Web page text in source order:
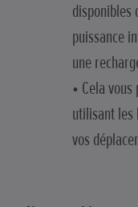
disponibles
puissance
une
• Cela
utilisant les
vos